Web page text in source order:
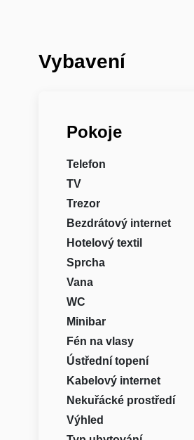
Vybavení
Pokoje
Telefon
TV
Trezor
Bezdrátový internet
Hotelový textil
Sprcha
Vana
WC
Minibar
Fén na vlasy
Ústřední topení
Kabelový internet
Nekuřácké prostředí
Výhled